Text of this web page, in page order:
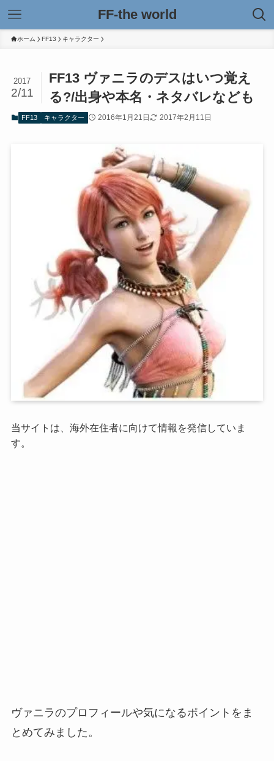
FF-the world
ホーム FF13 キャラクター
FF13 ヴァニラのデスはいつ覚え
る?/出身や本名・ネタバレなども
2017
2/11
FF13 キャラクター 2016年1月21日 2017年2月11日
当サイトは、海外在住者に向けて情報を発信していま
す。
ヴァニラのプロフィールや気になるポイントをま
とめてみました。